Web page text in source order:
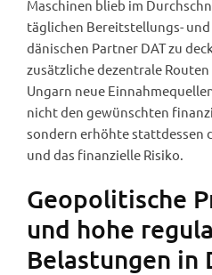
Maschinen blieb im
täglichen Bereitstellungs-
dänischen Partner DAT zu
zusätzliche dezentrale
Ungarn neue
nicht den gewünschten
sondern erhöhte stattdessen
und das finanzielle Risiko.
Geopolitische
und hohe
Belastungen in